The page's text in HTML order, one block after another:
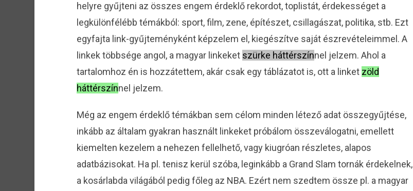
helyre gyűjteni az összes engem érdeklő rekordot, toplistát, érdekességet a
legkülönfélébb témákból: sport, film, zene, építészet, csillagászat, politika, stb. Ezt
egyfajta link-gyűjteményként képzelem el, kiegészítve saját észrevételeimmel. A
linkek többsége angol, a magyar linkeket szürke háttérszínnel jelzem. Ahol a
tartalomhoz én is hozzátettem, akár csak egy táblázatot is, ott a linket zöld
háttérszínnel jelzem.
Még az engem érdeklő témákban sem célom minden létező adat összegyűjtése,
inkább az általam gyakran használt linkeket próbálom összeválogatni, emellett
kiemelten kezelem a nehezen fellelhető, vagy kiugróan részletes, alapos
adatbázisokat. Ha pl. tenisz kerül szóba, leginkább a Grand Slam tornák érdekelnek,
a kosárlabda világából pedig főleg az NBA. Ezért nem szedtem össze pl. a magyar